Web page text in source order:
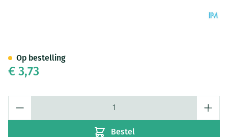
€ 3,73
Bestel
Op bestelling